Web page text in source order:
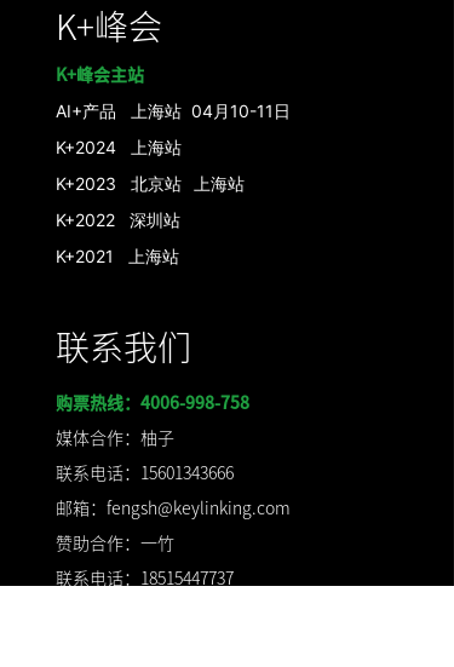
K+峰会
联系我们
购票热线：4006-998-758
媒体合作：柚子
联系电话：15601343666
邮箱：fengsh@keylinking.com
赞助合作：一竹
联系电话： 18515447737
K+峰会主站
K+2021 上海站
K+2022 深圳站
上海站
K+2023 北京站
K+2024 上海站
AI+产品 上海站 04月10-11日